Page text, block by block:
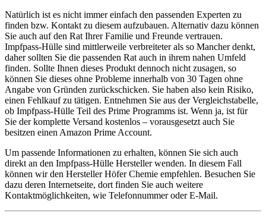
Natürlich ist es nicht immer einfach den passenden Experten zu
finden bzw. Kontakt zu diesem aufzubauen. Alternativ dazu können
Sie auch auf den Rat Ihrer Familie und Freunde vertrauen.
Impfpass-Hülle sind mittlerweile verbreiteter als so Mancher denkt,
daher sollten Sie die passenden Rat auch in ihrem nahen Umfeld
finden. Sollte Ihnen dieses Produkt dennoch nicht zusagen, so
können Sie dieses ohne Probleme innerhalb von 30 Tagen ohne
Angabe von Gründen zurückschicken. Sie haben also kein Risiko,
einen Fehlkauf zu tätigen. Entnehmen Sie aus der Vergleichstabelle,
ob Impfpass-Hülle Teil des Prime Programms ist. Wenn ja, ist für
Sie der komplette Versand kostenlos – vorausgesetzt auch Sie
besitzen einen Amazon Prime Account.
Um passende Informationen zu erhalten, können Sie sich auch
direkt an den Impfpass-Hülle Hersteller wenden. In diesem Fall
können wir den Hersteller Höfer Chemie empfehlen. Besuchen Sie
dazu deren Internetseite, dort finden Sie auch weitere
Kontaktmöglichkeiten, wie Telefonnummer oder E-Mail.